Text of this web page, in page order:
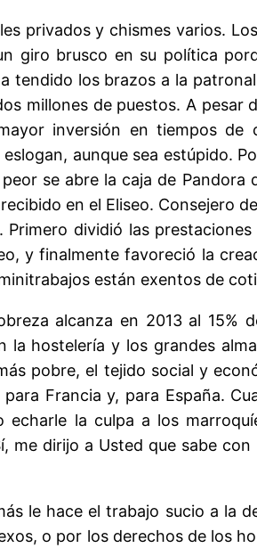
privados y chismes varios.
giro brusco en su política
tendido los brazos a la
millones de puestos. A
inversión en tiempos
aunque sea estúpido.
se abre la caja de Pandora
en el Eliseo. Consejero
dividió las
y finalmente favoreció la
están exentos de
alcanza en 2013 al 15%
hostelería y los grandes
pobre, el tejido social y
Francia y, para España.
la culpa a los
me dirijo a Usted que sabe
le hace el trabajo sucio a la
o por los derechos de los